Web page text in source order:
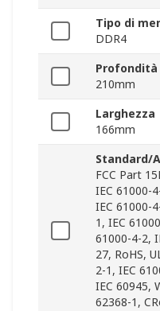
Tipo di
DDR4
Profondità
210mm
Larghezza
166mm
Standard/
FCC Part
IEC 61000-
IEC 61000-
1, IEC
61000-4-2,
27, RoHS,
2-1, IEC
IEC 60945,
62368-1,